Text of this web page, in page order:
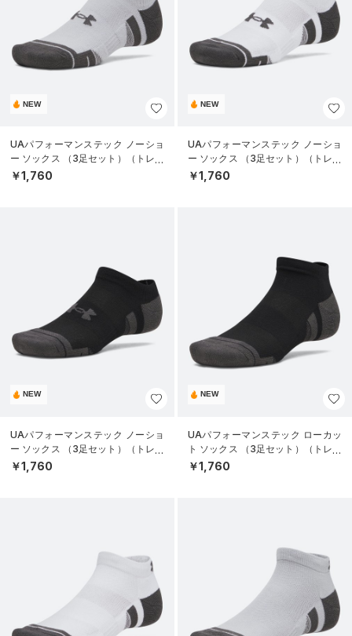
NEW
UAパフォーマンステック ノーショ
ー ソックス （3足セット）（トレー
ニング/UNISEX）
￥1,760
NEW
UAパフォーマンステック ノーショ
ー ソックス （3足セット）（トレー
ニング/UNISEX）
￥1,760
NEW
UAパフォーマンステック ノーショ
ー ソックス （3足セット）（トレー
ニング/UNISEX）
￥1,760
NEW
UAパフォーマンステック ローカッ
ト ソックス （3足セット）（トレー
ニング/UNISEX）
￥1,760